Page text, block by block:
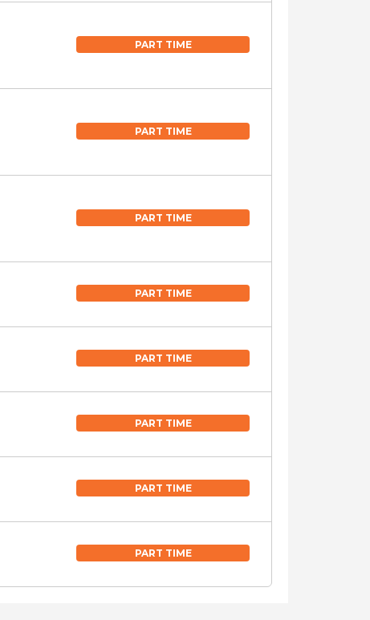
PART TIME
PART TIME
PART TIME
PART TIME
PART TIME
PART TIME
PART TIME
PART TIME